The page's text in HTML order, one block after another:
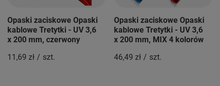
Opaski zaciskowe Opaski
kablowe Tretytki - UV 3,6
x 200 mm, czerwony
11,69 zł / szt.
Opaski zaciskowe Opaski
kablowe Tretytki - UV 3,6
x 200 mm, MIX 4 kolorów
46,49 zł / szt.